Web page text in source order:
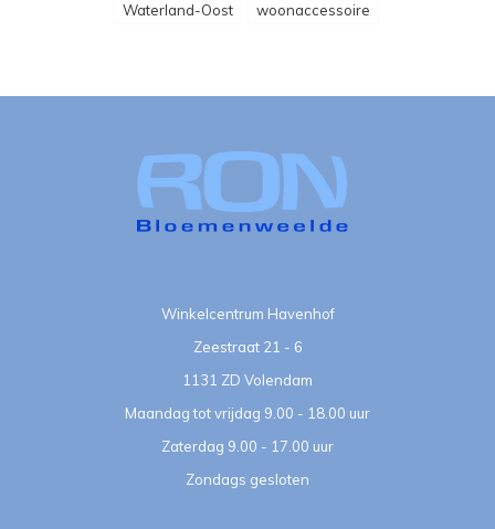
Waterland-Oost woonaccessoire
Winkelcentrum Havenhof
Zeestraat 21 - 6
1131 ZD Volendam
Maandag tot vrijdag 9.00 - 18.00 uur
Zaterdag 9.00 - 17.00 uur
Zondags gesloten